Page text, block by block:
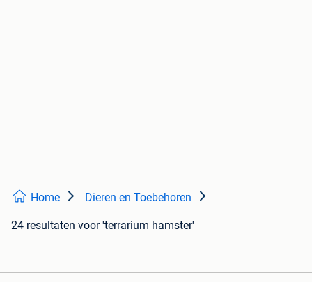
Home Dieren en Toebehoren
24 resultaten voor 'terrarium hamster'